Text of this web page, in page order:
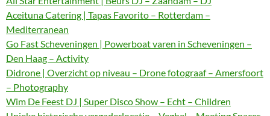
Aceituna Catering | Tapas Favorito – Rotterdam –
Mediterranean
Go Fast Scheveningen | Powerboat varen in Scheveningen –
Den Haag – Activity
Didrone | Overzicht op niveau – Drone fotograaf – Amersfoort
– Photography
Wim De Feest DJ | Super Disco Show – Echt – Children